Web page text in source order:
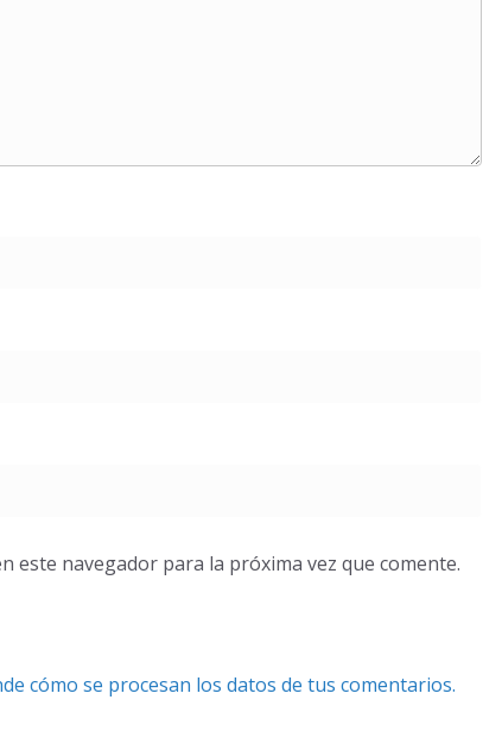
este navegador para la próxima vez que comente.
cómo se procesan los datos de tus comentarios.